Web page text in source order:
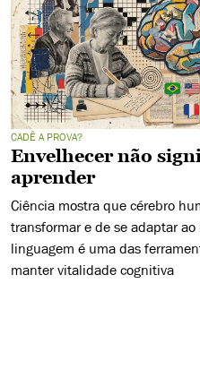
CADÊ A PROVA?
Envelhecer não
aprender
Ciência mostra que cérebro
transformar e de se adaptar
linguagem é uma das
manter vitalidade cognitiva